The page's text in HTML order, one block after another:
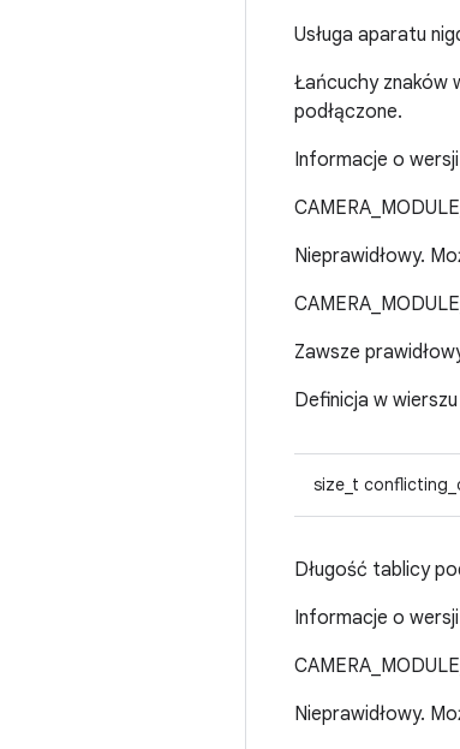
Usługa aparatu
Łańcuchy znaków
podłączone.
Informacje o
Nieprawidłowy.
Zawsze
Definicja w wierszu
size_t
Długość tablicy
Informacje o
Nieprawidłowy.